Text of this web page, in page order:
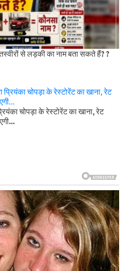
से लड़की का नाम बता सकते हैं? ?
चोपड़ा के रेस्टोरेंट का खाना, रेट